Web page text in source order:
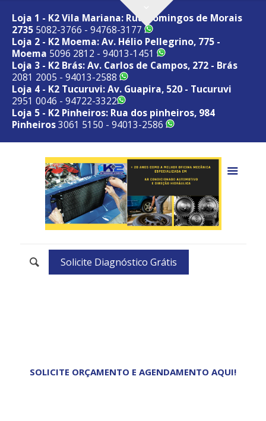
Loja 1 - K2 Vila Mariana: Rua Domingos de Morais
2735 5082-3766 - 94768-3177
Loja 2 - K2 Moema: Av. Hélio Pellegrino, 775 -
Moema 5096 2812 - 94013-1451
Loja 3 - K2 Brás: Av. Carlos de Campos, 272 - Brás
2081 2005 - 94013-2588
Loja 4 - K2 Tucuruvi: Av. Guapira, 520 - Tucuruvi
2951 0046 - 94722-3322
Loja 5 - K2 Pinheiros: Rua dos pinheiros, 984
Pinheiros3061 5150 - 94013-2586
Solicite Diagnóstico Grátis
SOLICITE ORÇAMENTO E AGENDAMENTO AQUI!